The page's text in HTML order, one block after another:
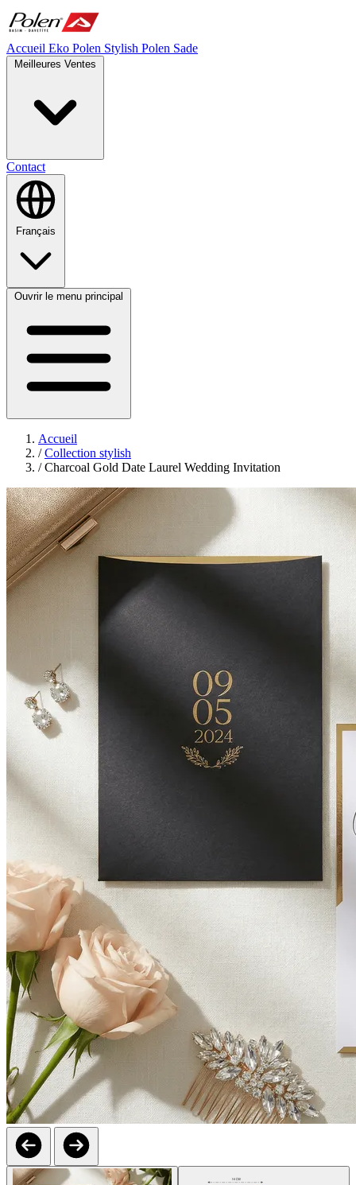
Accueil Eko Polen Stylish Polen Sade
Contact
Ouvrir le menu principal
Accueil
/ Collection stylish
/ Charcoal Gold Date Laurel Wedding Invitation